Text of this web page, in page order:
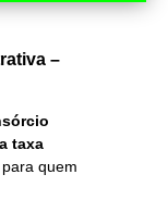
–
taxa
para quem